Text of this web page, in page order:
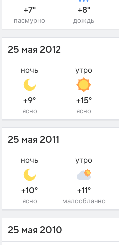
+7°
пасмурно
+8°
дождь
25 мая 2012
ночь
+9°
ясно
утро
+15°
ясно
25 мая 2011
ночь
+10°
ясно
утро
+11°
малооблачно
25 мая 2010